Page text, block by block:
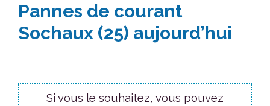
Pannes de courant
Sochaux (25) aujourd’hui
Si vous le souhaitez, vous pouvez